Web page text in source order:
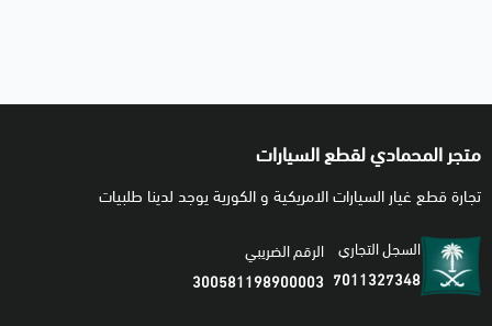
متجر المحمادي لقطع السيارات
تجارة قطع غيار السيارات الامريكية و الكورية يوجد لدينا طلبيات
السجل التجاري
7011327348
الرقم الضريبي
300581198900003